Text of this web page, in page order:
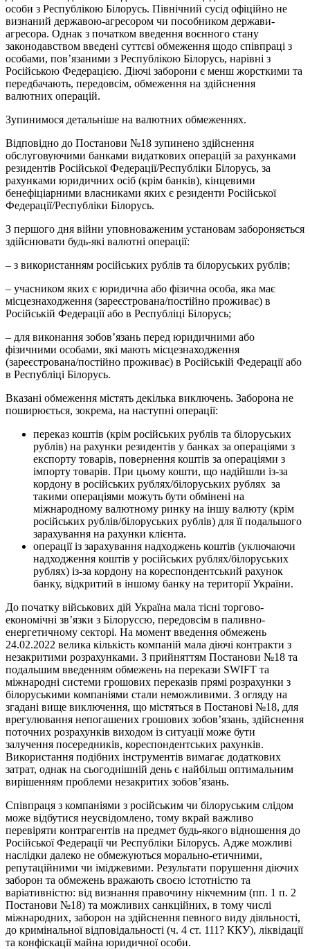
особи з Республікою Білорусь. Північний сусід офіційно не
визнаний державою-агресором чи пособником держави-
агресора. Однак з початком введення воєнного стану
законодавством введені суттєві обмеження щодо співпраці з
особами, пов’язаними з Республікою Білорусь, нарівні з
Російською Федерацією. Діючі заборони є менш жорсткими та
передбачають, передовсім, обмеження на здійснення
валютних операцій.
Зупинимося детальніше на валютних обмеженнях.
Відповідно до Постанови №18 зупинено здійснення
обслуговуючими банками видаткових операцій за рахунками
резидентів Російської Федерації/Республіки Білорусь, за
рахунками юридичних осіб (крім банків), кінцевими
бенефіціарними власниками яких є резиденти Російської
Федерації/Республіки Білорусь.
З першого дня війни уповноваженим установам забороняється
здійснювати будь-які валютні операції:
– з використанням російських рублів та білоруських рублів;
– учасником яких є юридична або фізична особа, яка має
місцезнаходження (зареєстрована/постійно проживає) в
Російській Федерації або в Республіці Білорусь;
– для виконання зобов’язань перед юридичними або
фізичними особами, які мають місцезнаходження
(зареєстрована/постійно проживає) в Російській Федерації або
в Республіці Білорусь.
Вказані обмеження містять декілька виключень. Заборона не
поширюється, зокрема, на наступні операції:
переказ коштів (крім російських рублів та білоруських
рублів) на рахунки резидентів у банках за операціями з
експорту товарів, повернення коштів за операціями з
імпорту товарів. При цьому кошти, що надійшли із-за
кордону в російських рублях/білоруських рублях за
такими операціями можуть бути обмінені на
міжнародному валютному ринку на іншу валюту (крім
російських рублів/білоруських рублів) для її подальшого
зарахування на рахунки клієнта.
операції із зарахування надходжень коштів (уключаючи
надходження коштів у російських рублях/білоруських
рублях) із-за кордону на кореспондентський рахунок
банку, відкритий в іншому банку на території України.
До початку військових дій Україна мала тісні торгово-
економічні зв’язки з Білоруссю, передовсім в паливно-
енергетичному секторі. На момент введення обмежень
24.02.2022 велика кількість компаній мала діючі контракти з
незакритими розрахунками. З прийняттям Постанови №18 та
подальшим введенням обмежень на перекази SWIFT та
міжнародні системи грошових переказів прямі розрахунки з
білоруськими компаніями стали неможливими. З огляду на
згадані вище виключення, що містяться в Постанові №18, для
врегулювання непогашених грошових зобов’язань, здійснення
поточних розрахунків виходом із ситуації може бути
залучення посередників, кореспондентських рахунків.
Використання подібних інструментів вимагає додаткових
затрат, однак на сьогоднішній день є найбільш оптимальним
вирішенням проблеми незакритих зобов’язань.
Співпраця з компаніями з російським чи білоруським слідом
може відбутися неусвідомлено, тому вкрай важливо
перевіряти контрагентів на предмет будь-якого відношення до
Російської Федерації чи Республіки Білорусь. Адже можливі
наслідки далеко не обмежуються морально-етичними,
репутаційними чи іміджевими. Результати порушення діючих
заборон та обмежень вражають своєю істотністю та
варіативністю: від визнання правочину нікчемним (пп. 1 п. 2
Постанови №18) та можливих санкційних, в тому числі
міжнародних, заборон на здійснення певного виду діяльності,
до кримінальної відповідальності (ч. 4 ст. 111? ККУ), ліквідації
та конфіскації майна юридичної особи.